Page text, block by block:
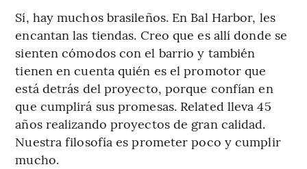
Sí, hay muchos brasileños. En Bal Harbor, les
encantan las tiendas. Creo que es allí donde se
sienten cómodos con el barrio y también
tienen en cuenta quién es el promotor que
está detrás del proyecto, porque confían en
que cumplirá sus promesas. Related lleva 45
años realizando proyectos de gran calidad.
Nuestra filosofía es prometer poco y cumplir
mucho.